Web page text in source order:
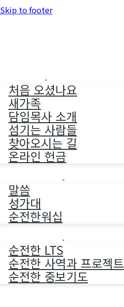
Skip to footer
처음 오셨나요
새가족
담임목사 소개
섬기는 사람들
찾아오시는 길
온라인 헌금
말씀
성가대
순전한워십
순전한 LTS
순전한 사역과 프로젝트
순전한 중보기도